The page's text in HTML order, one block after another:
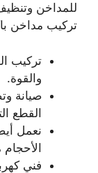
للمداخن
تركيب مداخن
تركيب
والقوة.
صيانة
القطع
نعمل
فني